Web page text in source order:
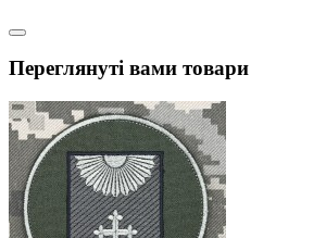
Переглянуті вами товари